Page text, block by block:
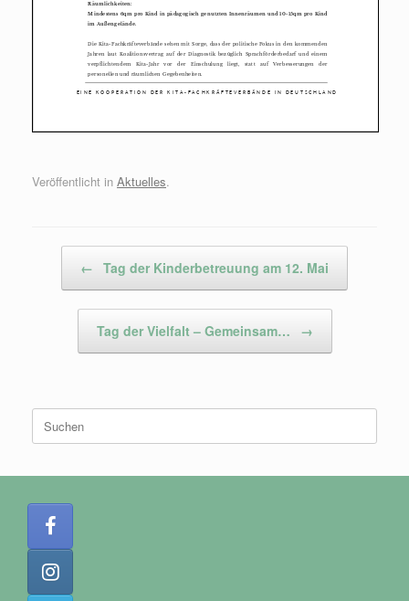
Veröffentlicht in Aktuelles.
← Tag der Kinderbetreuung am 12. Mai
Tag der Vielfalt – Gemeinsam… →
nach: